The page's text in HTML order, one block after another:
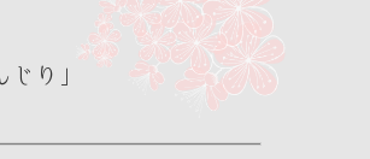
り」